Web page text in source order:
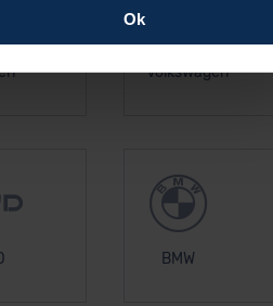
zu lassen. Soweit eine
unter datenschutz@meinauto.de
Ok
Volkswagen
BMW